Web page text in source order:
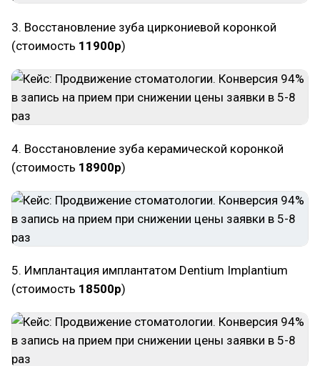
3. Восстановление зуба циркониевой коронкой
(стоимость 11900р)
4. Восстановление зуба керамической коронкой
(стоимость 18900р)
5. Имплантация имплантатом Dentium Implantium
(стоимость 18500р)